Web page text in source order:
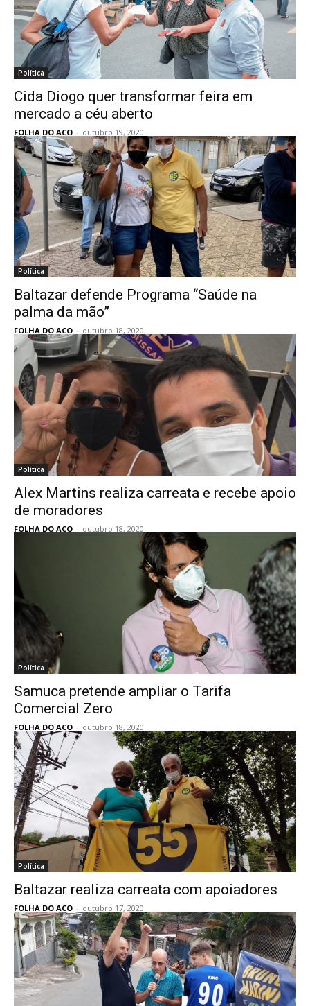
Política
Cida Diogo quer transformar feira em
mercado a céu aberto
FOLHA DO ACO - outubro 19, 2020
Política
Baltazar defende Programa “Saúde na
palma da mão”
FOLHA DO ACO - outubro 18, 2020
Política
Alex Martins realiza carreata e recebe apoio
de moradores
FOLHA DO ACO - outubro 18, 2020
Política
Samuca pretende ampliar o Tarifa
Comercial Zero
FOLHA DO ACO - outubro 18, 2020
Política
Baltazar realiza carreata com apoiadores
FOLHA DO ACO - outubro 17, 2020